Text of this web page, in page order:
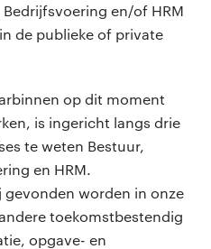
en/of HRM
de publieke of private
op dit moment
is ingericht langs drie
te weten Bestuur,
en HRM.
worden in onze
toekomstbestendig
opgave- en